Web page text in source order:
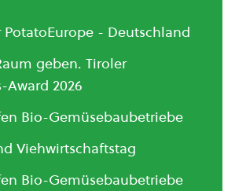
PotatoEurope - Deutschland
geben. Tiroler
Award 2026
Bio-Gemüsebaubetriebe
Viehwirtschaftstag
Bio-Gemüsebaubetriebe